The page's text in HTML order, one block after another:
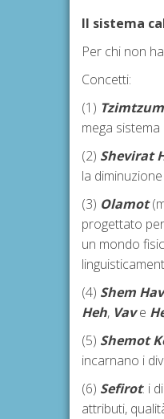
Il sistema
Per chi non
Concetti:
(1) Tzimtzum
mega sistema
(2) Shevirat
la
(3) Olamot
progettato
un mondo
(4) Shem
Heh, Vav e
(5) Shemot
incarnano i
(6) Sefirot: i
attributi,